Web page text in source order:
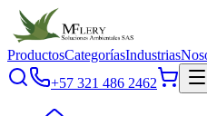
ProductosCategoríasIndustrias
+57 321 486 2462